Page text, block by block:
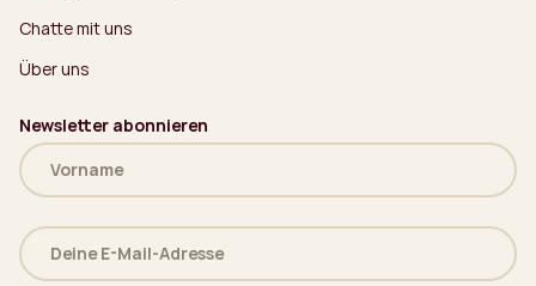
Chatte mit uns
Über uns
Newsletter abonnieren
Name
(erforderlich)
Deine
E-
Mail-